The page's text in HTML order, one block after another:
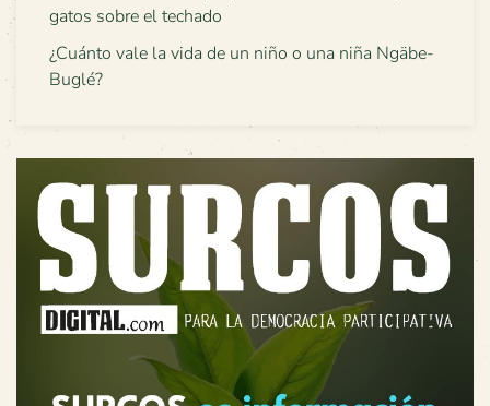
gatos sobre el techado
¿Cuánto vale la vida de un niño o una niña Ngäbe-
Buglé?